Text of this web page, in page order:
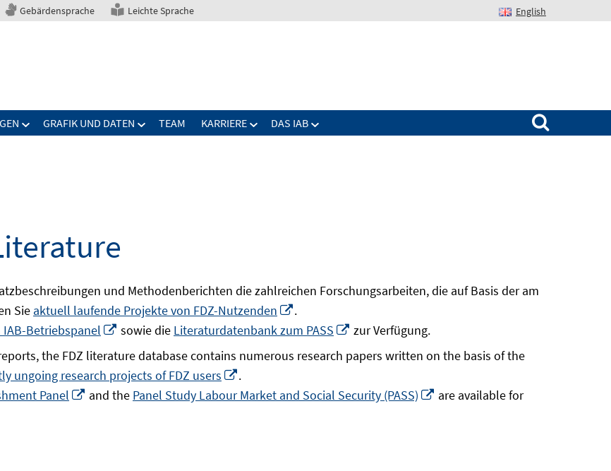
Gebärdensprache Leichte Sprache English
GRAFIK UND DATEN TEAM KARRIERE DAS IAB
Suchen nach:
und Methodenberichten die zahlreichen Forschungsarbeiten, die auf Basis der am
Sie aktuell laufende Projekte von FDZ-Nutzenden
In
neuem
.
Betriebspanel
In
neuem
Fenster
öffnen
sowie die Literaturdatenbank zum PASS
In
öffnen
zur Verfügung.
the FDZ literature database contains numerous research papers written on the basis of the
ungoing research projects of FDZ users
In
neuem
.
Panel
In
and the Panel Study Labour Market and Social Security (PASS)
In
are available for